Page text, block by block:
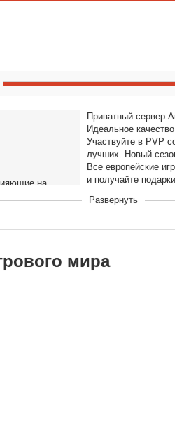
на
Приватный сервер
Идеальное
Участвуйте в PVP
лучших. Новый
Все европейские
и получайте
Развернуть
мира